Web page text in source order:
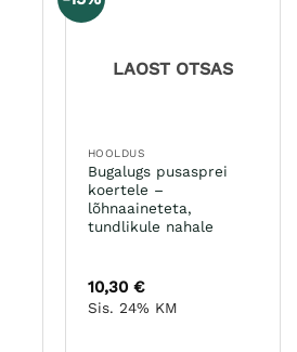
saab
tootelehel.
LAOST OTSAS
HOOLDUS
Bugalugs pusasprei
koertele –
lõhnaaineteta,
tundlikule nahale
10,30 €
Sis. 24% KM